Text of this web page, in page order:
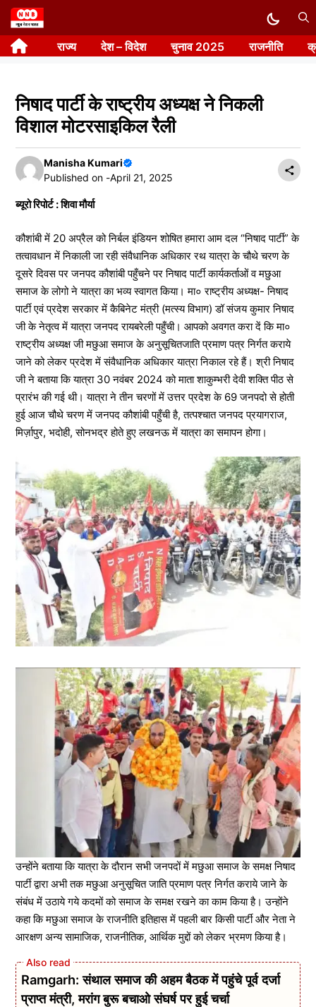
Skip
to
content राज्य देश – विदेश चुनाव 2025 राजनीति
निषाद पार्टी के राष्ट्रीय अध्यक्ष ने निकली
विशाल मोटरसाइकिल रैली
Manisha Kumari
Published on -April 21, 2025
ब्यूरो रिपोर्ट : शिवा मौर्या
कौशांबी में 20 अप्रैल को निर्बल इंडियन शोषित हमारा आम दल “निषाद पार्टी” के
तत्वावधान में निकाली जा रही संवैधानिक अधिकार रथ यात्रा के चौथे चरण के
दूसरे दिवस पर जनपद कौशांबी पहुँचने पर निषाद पार्टी कार्यकर्ताओं व मछुआ
समाज के लोगो ने यात्रा का भव्य स्वागत किया। मा० राष्ट्रीय अध्यक्ष- निषाद
पार्टी एवं प्रदेश सरकार में कैबिनेट मंत्री (मत्स्य विभाग) डॉ संजय कुमार निषाद
जी के नेतृत्व में यात्रा जनपद रायबरेली पहुँची। आपको अवगत करा दें कि मा०
राष्ट्रीय अध्यक्ष जी मछुआ समाज के अनुसूचितजाति प्रमाण पत्र निर्गत कराये
जाने को लेकर प्रदेश में संवैधानिक अधिकार यात्रा निकाल रहे हैं। श्री निषाद
जी ने बताया कि यात्रा 30 नवंबर 2024 को माता शाकुम्भरी देवी शक्ति पीठ से
प्रारंभ की गई थी। यात्रा ने तीन चरणों में उत्तर प्रदेश के 69 जनपदो से होती
हुई आज चौथे चरण में जनपद कौशांबी पहुँची है, तत्पश्चात जनपद प्रयागराज,
मिर्ज़ापुर, भदोही, सोनभद्र होते हुए लखनऊ में यात्रा का समापन होगा।
उन्होंने बताया कि यात्रा के दौरान सभी जनपदों में मछुआ समाज के समक्ष निषाद
पार्टी द्वारा अभी तक मछुआ अनुसूचित जाति प्रमाण पत्र निर्गत कराये जाने के
संबंध में उठाये गये कदमों को समाज के समक्ष रखने का काम किया है। उन्होंने
कहा कि मछुआ समाज के राजनीति इतिहास में पहली बार किसी पार्टी और नेता ने
आरक्षण अन्य सामाजिक, राजनीतिक, आर्थिक मुद्दों को लेकर भ्रमण किया है।
Ramgarh: संथाल समाज की अहम बैठक में पहुंचे पूर्व दर्जा
प्राप्त मंत्री, मरांग बुरू बचाओ संघर्ष पर हुई चर्चा